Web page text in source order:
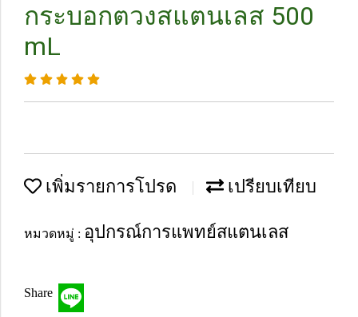
กระบอกตวงสแตนเลส 500
mL
เพิ่มรายการโปรด เปรียบเทียบ
หมวดหมู่ : อุปกรณ์การแพทย์สแตนเลส
Share